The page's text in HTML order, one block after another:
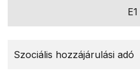
E1
Szociális hozzájárulási adó